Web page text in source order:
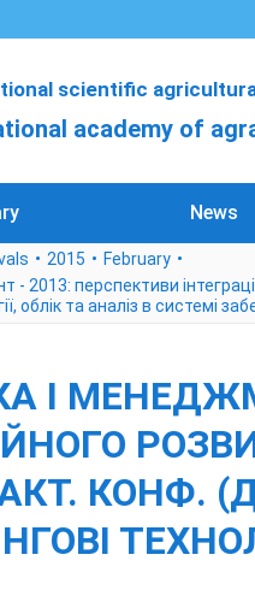
scientific
academy of
News
2015
February
- 2013: перспективи
облік та аналіз в системі
І
КОНФ.